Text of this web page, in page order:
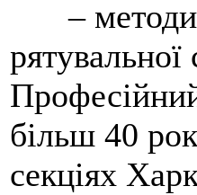
–
більш 40
секціях